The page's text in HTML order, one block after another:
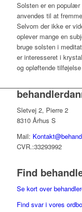
Solsten er en
anvendes til at
Selvom der ikke er
oplever mange en
bruge solsten i
er interesseret i
og opløftende
Sletvej 2, Pierre 2
8310 Århus S
Mail:
CVR.:33293992
Find
Se kort over
Find svar i vores